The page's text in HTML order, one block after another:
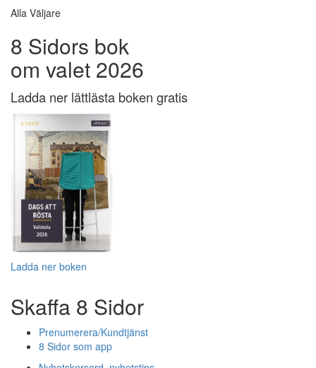
Alla Väljare
8 Sidors bok
om valet 2026
Ladda ner lättlästa boken gratis
Ladda ner boken
Skaffa 8 Sidor
Prenumerera/Kundtjänst
8 Sidor som app